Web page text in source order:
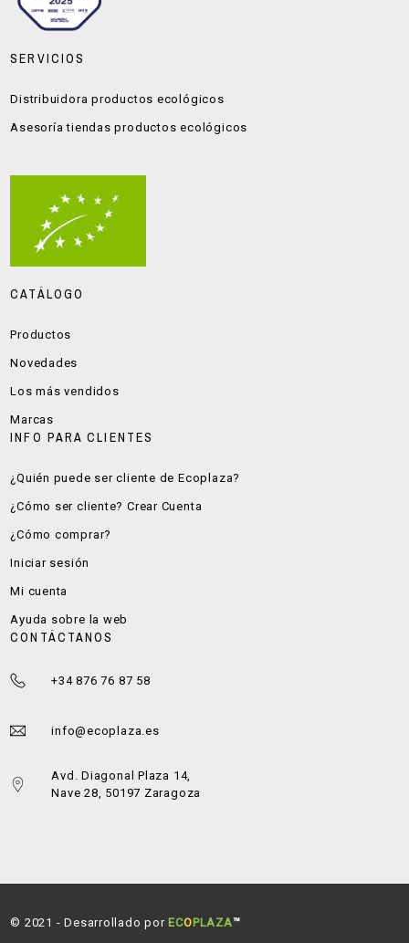
SERVICIOS
Distribuidora productos ecológicos
Asesoría tiendas productos ecológicos
CATÁLOGO
Productos
Novedades
Los más vendidos
Marcas
INFO PARA CLIENTES
¿Quién puede ser cliente de Ecoplaza?
¿Cómo ser cliente? Crear Cuenta
¿Cómo comprar?
Iniciar sesión
Mi cuenta
Ayuda sobre la web
CONTÁCTANOS
+34 876 76 87 58
info@ecoplaza.es
Avd. Diagonal Plaza 14,
Nave 28, 50197 Zaragoza
© 2021 - Desarrollado por ECOPLAZA™